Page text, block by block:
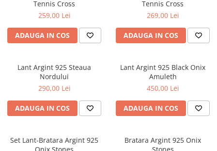
Tennis Cross
259,00 Lei
ADAUGA IN COS
Tennis Cross
269,00 Lei
ADAUGA IN COS
Lant Argint 925 Steaua
Nordului
290,00 Lei
ADAUGA IN COS
Lant Argint 925 Black Onix
Amuleth
450,00 Lei
ADAUGA IN COS
Set Lant-Bratara Argint 925
Onix Stones
Bratara Argint 925 Onix
Stones